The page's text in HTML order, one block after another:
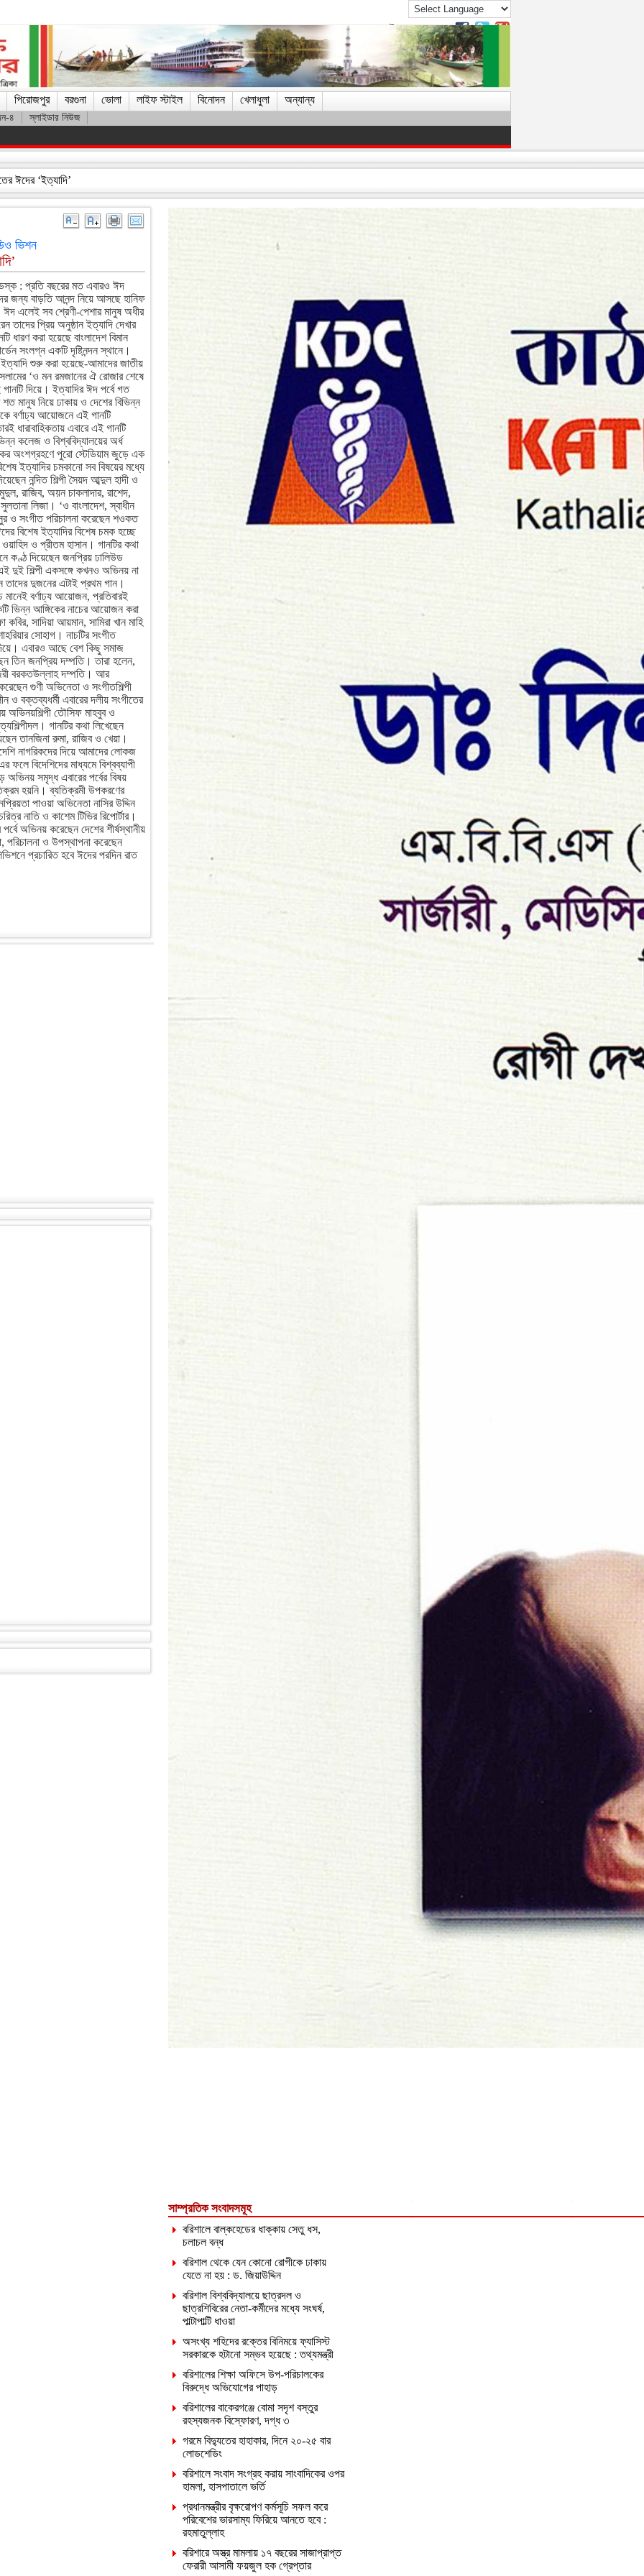
পিরোজপুর বরগুনা ভোলা লাইফ স্টাইল বিনোদন খেলাধুলা অন্যান্য
৪ স্লাইডার নিউজ
যেতে না হয় : ড. জিয়াউদ্দিন
ঈদের ‘ইত্যাদি’
ভিশন
: প্রতি বছরের মত এবারও ঈদ
জন্য বাড়তি আনন্দ নিয়ে আসছে হানিফ
এলেই সব শ্রেণী-পেশার মানুষ অধীর
তাদের প্রিয় অনুষ্ঠান ইত্যাদি দেখার
ধারণ করা হয়েছে বাংলাদেশ বিমান
সংলগ্ন একটি দৃষ্টিনন্দন স্থানে।
শুরু করা হয়েছে-আমাদের জাতীয়
‘ও মন রমজানের ঐ রোজার শেষে
দিয়ে। ইত্যাদির ঈদ পর্বে গত
মানুষ নিয়ে ঢাকায় ও দেশের বিভিন্ন
বর্ণাঢ্য আয়োজনে এই গানটি
ধারাবাহিকতায় এবারে এই গানটি
কলেজ ও বিশ্ববিদ্যালয়ের অর্ধ
অংশগ্রহণে পুরো স্টেডিয়াম জুড়ে এক
ইত্যাদির চমকানো সব বিষয়ের মধ্যে
নন্দিত শিল্পী সৈয়দ আব্দুল হাদী ও
রাজিব, অয়ন চাকলাদার, রাশেদ,
লিজা। ‘ও বাংলাদেশ, স্বাধীন
সুর ও সংগীত পরিচালনা করেছেন শওকত
বিশেষ ইত্যাদির বিশেষ চমক হচ্ছে
ও প্রীতম হাসান। গানটির কথা
কণ্ঠ দিয়েছেন জনপ্রিয় ঢালিউড
দুই শিল্পী একসঙ্গে কখনও অভিনয় না
তাদের দুজনের এটাই প্রথম গান।
বর্ণাঢ্য আয়োজন, প্রতিবারই
ভিন্ন আঙ্গিকের নাচের আয়োজন করা
সাদিয়া আয়মান, সামিরা খান মাহি
সোহাগ। নাচটির সংগীত
দিয়ে। এবারও আছে বেশ কিছু সমাজ
তিন জনপ্রিয় দম্পতি। তারা হলেন,
বরকতউল্লাহ দম্পতি। আর
গুণী অভিনেতা ও সংগীতশিল্পী
ও বক্তব্যধর্মী এবারের দলীয় সংগীতের
অভিনয়শিল্পী তৌসিফ মাহবুব ও
গানটির কথা লিখেছেন
তানজিনা রুমা, রাজিব ও খেয়া।
নাগরিকদের দিয়ে আমাদের লোকজ
বিদেশিদের মাধ্যমে বিশ্বব্যাপী
সমৃদ্ধ এবারের পর্বের বিষয়
হয়নি। ব্যতিক্রমী উপকরণের
পাওয়া অভিনেতা নাসির উদ্দিন
নাতি ও কাশেম টিভির রিপোর্টার।
অভিনয় করেছেন দেশের শীর্ষস্থানীয়
পরিচালনা ও উপস্থাপনা করেছেন
প্রচারিত হবে ঈদের পরদিন রাত
সাম্প্রতিক সংবাদসমূহ
বরিশালে বাল্কহেডের ধাক্কায় সেতু ধস,
চলাচল বন্ধ
বরিশাল থেকে যেন কোনো রোগীকে ঢাকায়
যেতে না হয় : ড. জিয়াউদ্দিন
বরিশাল বিশ্ববিদ্যালয়ে ছাত্রদল ও
ছাত্রশিবিরের নেতা-কর্মীদের মধ্যে সংঘর্ষ,
পাল্টাপাল্টি ধাওয়া
অসংখ্য শহিদের রক্তের বিনিময়ে ফ্যাসিস্ট
সরকারকে হটানো সম্ভব হয়েছে : তথ্যমন্ত্রী
বরিশালের শিক্ষা অফিসে উপ-পরিচালকের
বিরুদ্ধে অভিযোগের পাহাড়
বরিশালের বাকেরগঞ্জে বোমা সদৃশ বস্তুর
রহস্যজনক বিস্ফোরণ, দগ্ধ ৩
গরমে বিদ্যুতের হাহাকার, দিনে ২০-২৫ বার
লোডশেডিং
বরিশালে সংবাদ সংগ্রহ করায় সাংবাদিকের ওপর
হামলা, হাসপাতালে ভর্তি
প্রধানমন্ত্রীর বৃক্ষরোপণ কর্মসূচি সফল করে
পরিবেশের ভারসাম্য ফিরিয়ে আনতে হবে :
রহমাতুল্লাহ
বরিশারে অস্ত্র মামলায় ১৭ বছরের সাজাপ্রাপ্ত
ফেরারী আসামী ফয়জুল হক গ্রেপ্তার